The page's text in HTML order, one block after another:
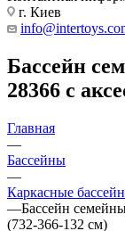
г. Киев
Бассейн
28366 с
Главная
—
Бассейны
—
Каркасные
—Бассейн
(732-366-132 см)